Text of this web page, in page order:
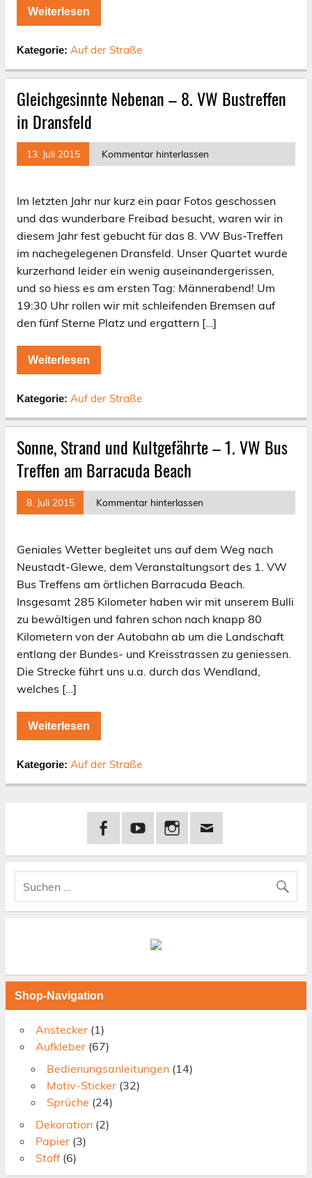
Weiterlesen
Kategorie: Auf der Straße
Gleichgesinnte Nebenan – 8. VW Bustreffen
in Dransfeld
13. Juli 2015 Kommentar hinterlassen
Im letzten Jahr nur kurz ein paar Fotos geschossen
und das wunderbare Freibad besucht, waren wir in
diesem Jahr fest gebucht für das 8. VW Bus-Treffen
im nachegelegenen Dransfeld. Unser Quartet wurde
kurzerhand leider ein wenig auseinandergerissen,
und so hiess es am ersten Tag: Männerabend! Um
19:30 Uhr rollen wir mit schleifenden Bremsen auf
den fünf Sterne Platz und ergattern […]
Weiterlesen
Kategorie: Auf der Straße
Sonne, Strand und Kultgefährte – 1. VW Bus
Treffen am Barracuda Beach
8. Juli 2015 Kommentar hinterlassen
Geniales Wetter begleitet uns auf dem Weg nach
Neustadt-Glewe, dem Veranstaltungsort des 1. VW
Bus Treffens am örtlichen Barracuda Beach.
Insgesamt 285 Kilometer haben wir mit unserem Bulli
zu bewältigen und fahren schon nach knapp 80
Kilometern von der Autobahn ab um die Landschaft
entlang der Bundes- und Kreisstrassen zu geniessen.
Die Strecke führt uns u.a. durch das Wendland,
welches […]
Weiterlesen
Kategorie: Auf der Straße
Shop-Navigation
Anstecker (1)
Aufkleber (67)
Bedienungsanleitungen (14)
Motiv-Sticker (32)
Sprüche (24)
Dekoration (2)
Papier (3)
Stoff (6)